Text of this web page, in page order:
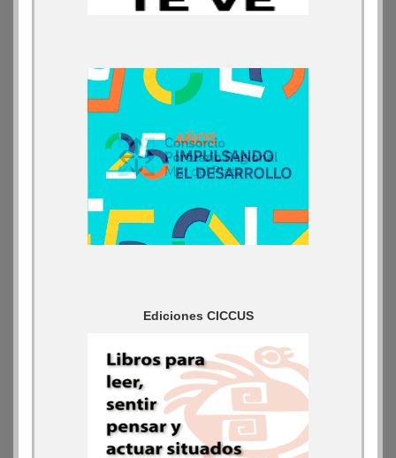
Ediciones CICCUS